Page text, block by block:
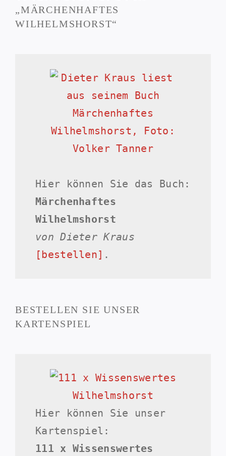
„MÄRCHENHAFTES
WILHELMSHORST“
Hier können Sie das Buch:
Märchenhaftes
Wilhelmshorst
von Dieter Kraus
[bestellen] .
BESTELLEN SIE UNSER
KARTENSPIEL
Hier können Sie unser
Kartenspiel:
111 x Wissenswertes